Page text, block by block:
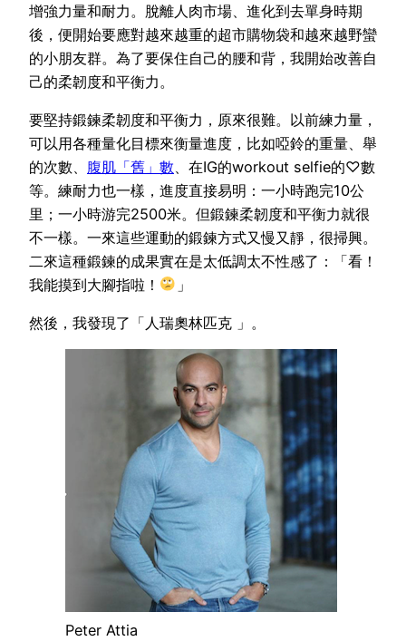
增強力量和耐力。脫離人肉市場、進化到去單身時期
後，便開始要應對越來越重的超市購物袋和越來越野蠻
的小朋友群。為了要保住自己的腰和背，我開始改善自
己的柔韌度和平衡力。
要堅持鍛鍊柔韌度和平衡力，原來很難。以前練力量，
可以用各種量化目標來衡量進度，比如啞鈴的重量、舉
的次數、 腹肌「舊」數 、在IG的workout selfie的♡數
等。練耐力也一樣，進度直接易明：一小時跑完10公
里；一小時游完2500米。但鍛鍊柔韌度和平衡力就很
不一樣。一來這些運動的鍛鍊方式又慢又靜，很掃興。
二來這種鍛鍊的成果實在是太低調太不性感了：「看！
我能摸到大腳指啦！
」
然後，我發現了「人瑞奧林匹克 」。
Peter Attia